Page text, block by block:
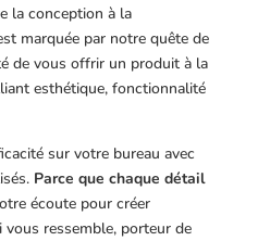
la conception à la
marquée par notre quête de
de vous offrir un produit à la
esthétique, fonctionnalité
sur votre bureau avec
Parce que chaque détail
écoute pour créer
ressemble, porteur de